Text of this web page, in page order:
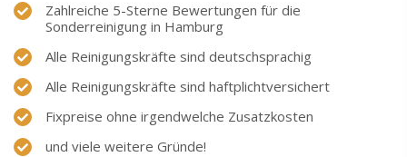
Zahlreiche 5-Sterne Bewertungen für die
Sonderreinigung in Hamburg
Alle Reinigungskräfte sind deutschsprachig
Alle Reinigungskräfte sind haftplichtversichert
Fixpreise ohne irgendwelche Zusatzkosten
und viele weitere Gründe!